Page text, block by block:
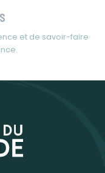
et de savoir-faire